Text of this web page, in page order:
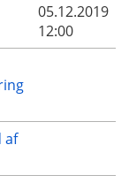
05.12.2019
12:00
af